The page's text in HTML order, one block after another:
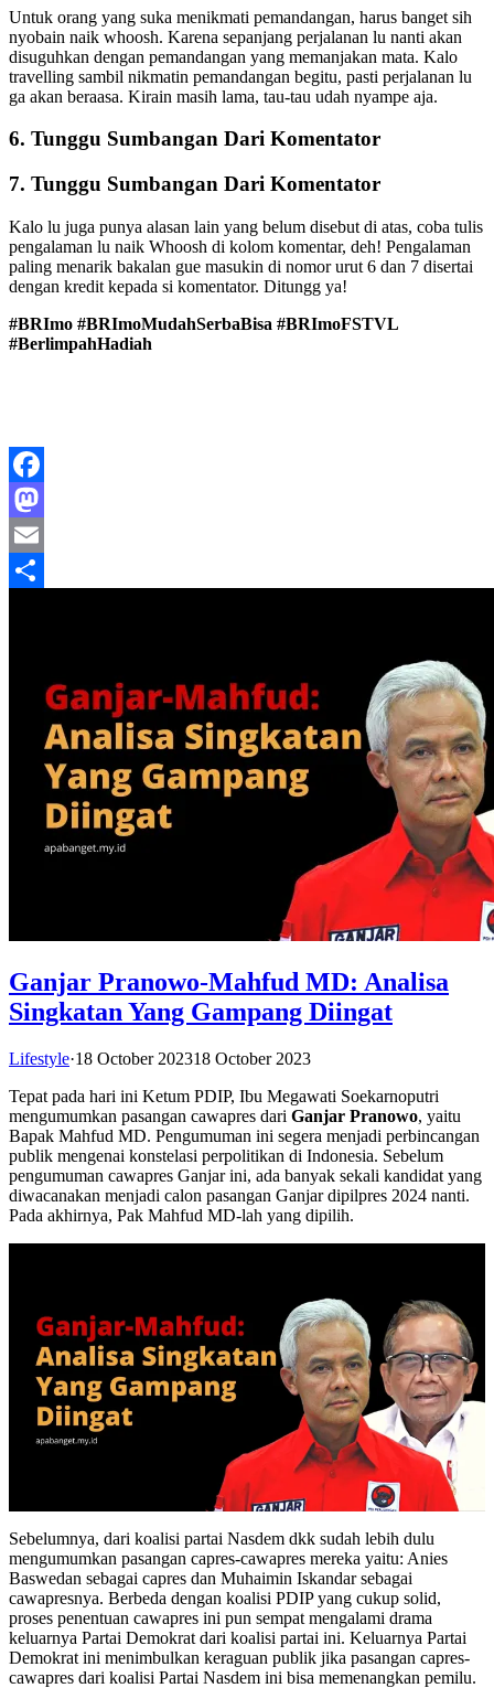
Untuk orang yang suka menikmati pemandangan, harus banget sih
nyobain naik whoosh. Karena sepanjang perjalanan lu nanti akan
disuguhkan dengan pemandangan yang memanjakan mata. Kalo
travelling sambil nikmatin pemandangan begitu, pasti perjalanan lu
ga akan beraasa. Kirain masih lama, tau-tau udah nyampe aja.
6. Tunggu Sumbangan Dari Komentator
7. Tunggu Sumbangan Dari Komentator
Kalo lu juga punya alasan lain yang belum disebut di atas, coba tulis
pengalaman lu naik Whoosh di kolom komentar, deh! Pengalaman
paling menarik bakalan gue masukin di nomor urut 6 dan 7 disertai
dengan kredit kepada si komentator. Ditungg ya!
#BRImo #BRImoMudahSerbaBisa #BRImoFSTVL
#BerlimpahHadiah
Facebook
Mastodon
Email
Ganjar Pranowo-Mahfud MD: Analisa
Singkatan Yang Gampang Diingat
Lifestyle·18 October 202318 October 2023
Tepat pada hari ini Ketum PDIP, Ibu Megawati Soekarnoputri
mengumumkan pasangan cawapres dari Ganjar Pranowo, yaitu
Bapak Mahfud MD. Pengumuman ini segera menjadi perbincangan
publik mengenai konstelasi perpolitikan di Indonesia. Sebelum
pengumuman cawapres Ganjar ini, ada banyak sekali kandidat yang
diwacanakan menjadi calon pasangan Ganjar dipilpres 2024 nanti.
Pada akhirnya, Pak Mahfud MD-lah yang dipilih.
Sebelumnya, dari koalisi partai Nasdem dkk sudah lebih dulu
mengumumkan pasangan capres-cawapres mereka yaitu: Anies
Baswedan sebagai capres dan Muhaimin Iskandar sebagai
cawapresnya. Berbeda dengan koalisi PDIP yang cukup solid,
proses penentuan cawapres ini pun sempat mengalami drama
keluarnya Partai Demokrat dari koalisi partai ini. Keluarnya Partai
Demokrat ini menimbulkan keraguan publik jika pasangan capres-
cawapres dari koalisi Partai Nasdem ini bisa memenangkan pemilu.